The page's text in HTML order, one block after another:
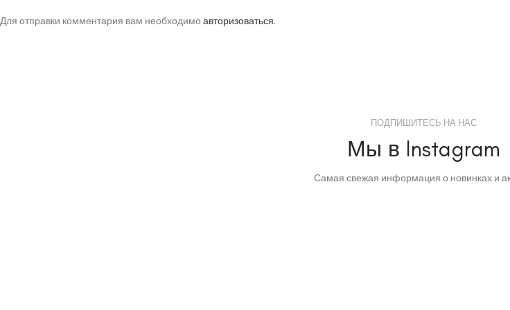
Для отправки комментария вам необходимо авторизоваться.
ПОДПИШИТЕСЬ НА НАС
Мы в Instagram
Самая свежая информация о новинках и